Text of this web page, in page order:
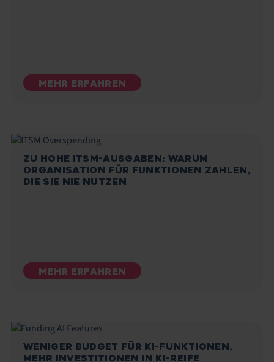
MEHR ERFAHREN
ZU HOHE ITSM-AUSGABEN: WARUM
ORGANISATION FÜR FUNKTIONEN ZAHLEN,
DIE SIE NIE NUTZEN
MEHR ERFAHREN
WENIGER BUDGET FÜR KI-FUNKTIONEN,
MEHR INVESTITIONEN IN KI-REIFE